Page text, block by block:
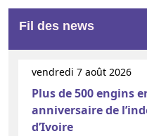
Fil des news
vendredi 7 août 2026
Plus de 500 engins
anniversaire de
d’Ivoire